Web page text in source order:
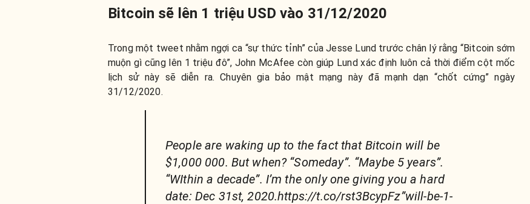
Bitcoin sẽ lên 1 triệu USD vào 31/12/2020
Trong một tweet nhằm ngợi ca “sự thức tỉnh” của Jesse Lund trước chân lý rằng “Bitcoin sớm
muộn gì cũng lên 1 triệu đô”, John McAfee còn giúp Lund xác định luôn cả thời điểm cột mốc
lịch sử này sẽ diễn ra. Chuyên gia bảo mật mạng này đã mạnh dạn “chốt cứng” ngày
31/12/2020.
People are waking up to the fact that Bitcoin will be
$1,000 000. But when? “Someday”. “Maybe 5 years”.
“WIthin a decade”. I’m the only one giving you a hard
date: Dec 31st, 2020.https://t.co/rst3BcypFz”will-be-1-